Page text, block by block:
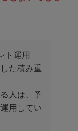
ト運用
た積み重
人は、予
用してい